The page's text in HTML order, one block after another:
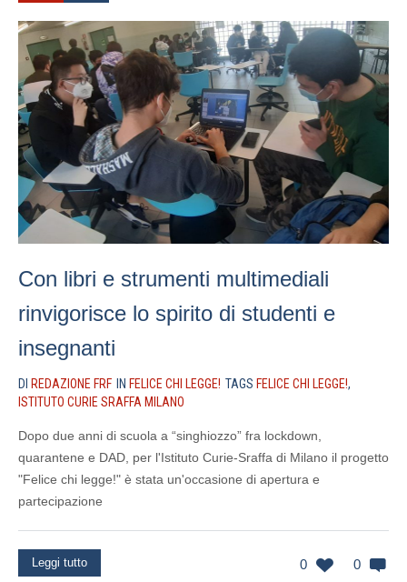
Con libri e strumenti multimediali
rinvigorisce lo spirito di studenti e
insegnanti
DI REDAZIONE FRF IN FELICE CHI LEGGE! TAGS FELICE CHI LEGGE!,
ISTITUTO CURIE SRAFFA MILANO
Dopo due anni di scuola a “singhiozzo” fra lockdown,
quarantene e DAD, per l'Istituto Curie-Sraffa di Milano il progetto
"Felice chi legge!" è stata un'occasione di apertura e
partecipazione
0 0
Leggi tutto